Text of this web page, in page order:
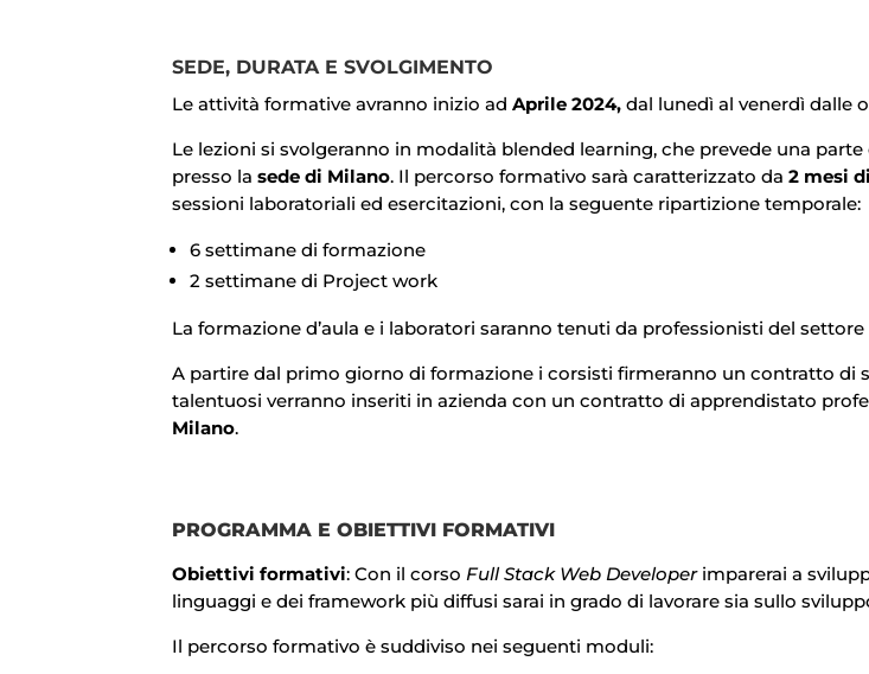
SEDE, DURATA E SVOLGIMENTO
Le attività formative avranno inizio ad Aprile 2024, dal lunedì al venerdì dalle
Le lezioni si svolgeranno in modalità blended learning, che prevede una
presso la sede di Milano. Il percorso formativo sarà caratterizzato da 2 mesi
sessioni laboratoriali ed esercitazioni, con la seguente ripartizione temporale:
6 settimane di formazione
2 settimane di Project work
La formazione d’aula e i laboratori saranno tenuti da professionisti del settore
A partire dal primo giorno di formazione i corsisti firmeranno un contratto di
talentuosi verranno inseriti in azienda con un contratto di apprendistato
Milano.
PROGRAMMA E OBIETTIVI FORMATIVI
Obiettivi formativi: Con il corso Full Stack Web Developer imparerai a
linguaggi e dei framework più diffusi sarai in grado di lavorare sia sullo
Il percorso formativo è suddiviso nei seguenti moduli: